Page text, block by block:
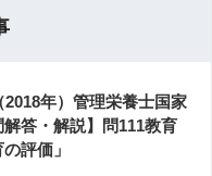
2018年）管理栄養士国家
答・解説】問111教育
評価」